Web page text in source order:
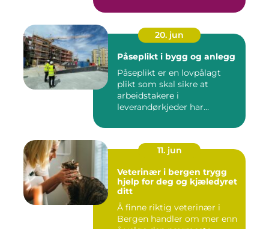
20. jun
Påseplikt i bygg og anlegg
Påseplikt er en lovpålagt
plikt som skal sikre at
arbeidstakere i
leverandørkjeder har
11. jun
Veterinær i bergen trygg
hjelp for deg og kjæledyret
ditt
Å finne riktig veterinær i
Bergen handler om mer enn